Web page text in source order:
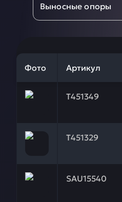
Выносные опоры
Фото Артикул
T451349
Заказывая запчасти у
T451329
Заказывая запчасти у
SAU15540
Заказывая запчасти у
4